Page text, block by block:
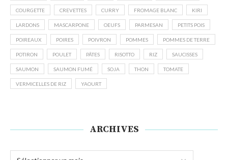
COURGETTE CREVETTES CURRY FROMAGE BLANC KIRI
LARDONS MASCARPONE OEUFS PARMESAN PETITS POIS
POIREAUX POIRES POIVRON POMMES POMMES DE TERRE
POTIRON POULET PÂTES RISOTTO RIZ SAUCISSES
SAUMON SAUMON FUMÉ SOJA THON TOMATE
VERMICELLES DE RIZ YAOURT
ARCHIVES